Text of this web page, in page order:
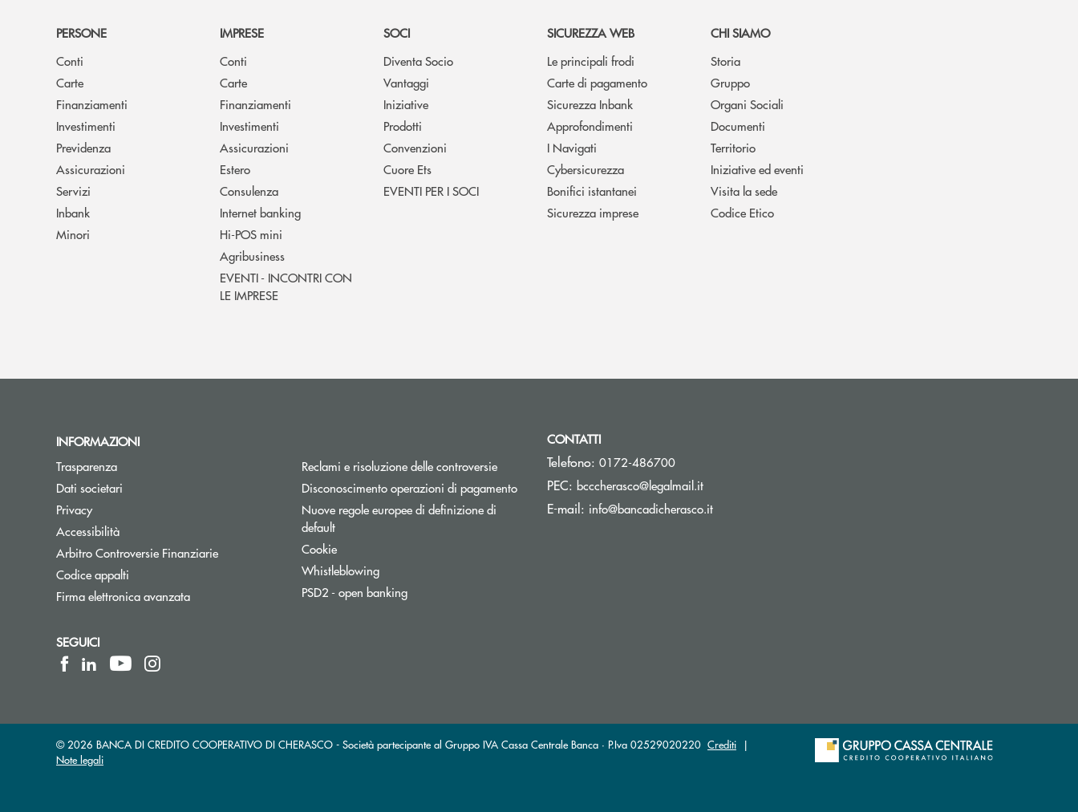
PERSONE
Conti
Carte
Finanziamenti
Investimenti
Previdenza
Assicurazioni
Servizi
Inbank
Minori
IMPRESE
Conti
Carte
Finanziamenti
Investimenti
Assicurazioni
Estero
Consulenza
Internet banking
Hi-POS mini
Agribusiness
EVENTI - INCONTRI CON
LE IMPRESE
SOCI
Diventa Socio
Vantaggi
Iniziative
Prodotti
Convenzioni
Cuore Ets
EVENTI PER I SOCI
SICUREZZA WEB
Le principali frodi
Carte di pagamento
Sicurezza Inbank
Approfondimenti
I Navigati
Cybersicurezza
Bonifici istantanei
Sicurezza imprese
CHI SIAMO
Storia
Gruppo
Organi Sociali
Documenti
Territorio
Iniziative ed eventi
Visita la sede
Codice Etico
INFORMAZIONI
Trasparenza
Dati societari
Privacy
Accessibilità
Arbitro Controversie FinanziarieApre una nuova finestra
Codice appalti
Firma elettronica avanzata
Reclami e risoluzione delle controversie
Disconoscimento operazioni di pagamentoApre una nuova finestra
Nuove regole europee di definizione di
default
Cookie
Whistleblowing
PSD2 - open banking
CONTATTI
Telefono: 0172-486700
PEC: bcccherasco@legalmail.it(si apre l’app di posta elettronica)
E-mail: info@bancadicherasco.it(si apre l’app di posta elettronica)
SEGUICI
© 2026 BANCA DI CREDITO COOPERATIVO DI CHERASCO - Società partecipante al Gruppo IVA Cassa Centrale Banca · P.Iva 02529020220 Crediti |
Note legali